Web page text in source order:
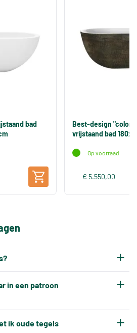
bad
Best-design
vrijstaand bad
Op voorraad
€ 5.550,00
keramische tegels
ontstaat er altijd
in een patroon
verwerkt.
ik oude tegels